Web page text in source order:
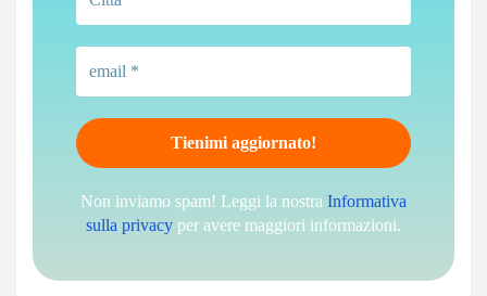
Non inviamo spam! Leggi la nostra Informativa
sulla privacy per avere maggiori informazioni.